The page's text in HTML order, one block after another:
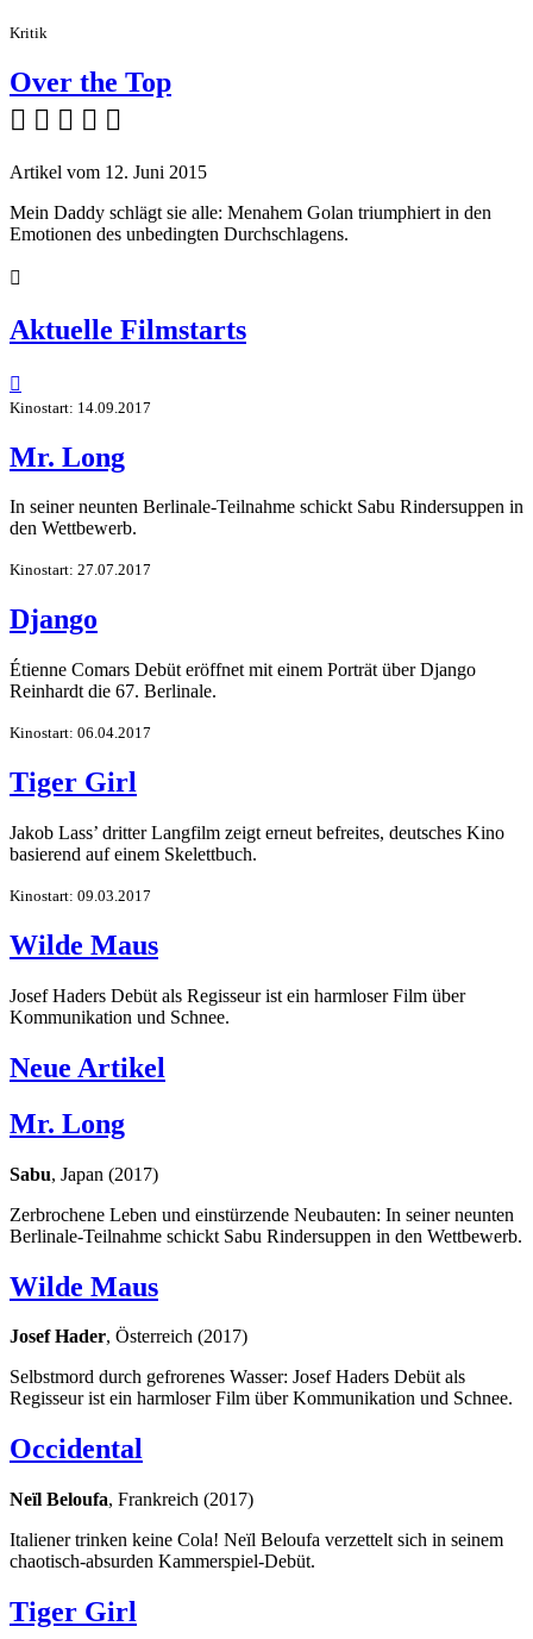
Kritik
Over the Top
    
Artikel vom 12. Juni 2015
Mein Daddy schlägt sie alle: Menahem Golan triumphiert in den
Emotionen des unbedingten Durchschlagens.

Aktuelle Filmstarts

Kinostart: 14.09.2017
Mr. Long
In seiner neunten Berlinale-Teilnahme schickt Sabu Rindersuppen in
den Wettbewerb.
Kinostart: 27.07.2017
Django
Étienne Comars Debüt eröffnet mit einem Porträt über Django
Reinhardt die 67. Berlinale.
Kinostart: 06.04.2017
Tiger Girl
Jakob Lass’ dritter Langfilm zeigt erneut befreites, deutsches Kino
basierend auf einem Skelettbuch.
Kinostart: 09.03.2017
Wilde Maus
Josef Haders Debüt als Regisseur ist ein harmloser Film über
Kommunikation und Schnee.
Neue Artikel
Mr. Long
Sabu, Japan (2017)
Zerbrochene Leben und einstürzende Neubauten: In seiner neunten
Berlinale-Teilnahme schickt Sabu Rindersuppen in den Wettbewerb.
Wilde Maus
Josef Hader, Österreich (2017)
Selbstmord durch gefrorenes Wasser: Josef Haders Debüt als
Regisseur ist ein harmloser Film über Kommunikation und Schnee.
Occidental
Neïl Beloufa, Frankreich (2017)
Italiener trinken keine Cola! Neïl Beloufa verzettelt sich in seinem
chaotisch-absurden Kammerspiel-Debüt.
Tiger Girl